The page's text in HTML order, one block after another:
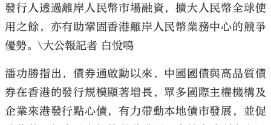
發行人透過離岸人民幣市場融資，擴大人民幣全球使
用之餘，亦有助鞏固香港離岸人民幣業務中心的競爭
優勢。\大公報記者 白悅鳴
潘功勝指出，債券通啟動以來，中國國債與高品質債
券在香港的發行規模顯著增長，眾多國際主權機構及
企業來港發行點心債，有力帶動本地債市發展，並促